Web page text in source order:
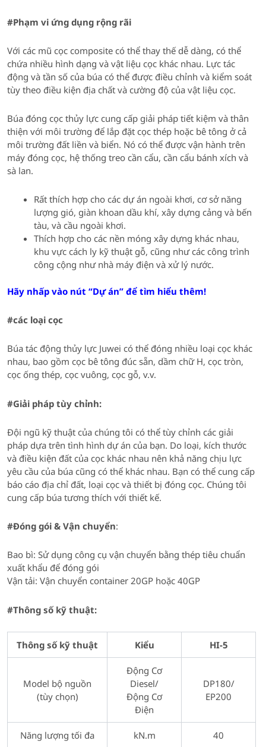
#Phạm vi ứng dụng rộng rãi
Với các mũ cọc composite có thể thay thế dễ dàng, có thể
chứa nhiều hình dạng và vật liệu cọc khác nhau. Lực tác
động và tần số của búa có thể được điều chỉnh và kiểm soát
tùy theo điều kiện địa chất và cường độ của vật liệu cọc.
Búa đóng cọc thủy lực cung cấp giải pháp tiết kiệm và thân
thiện với môi trường để lắp đặt cọc thép hoặc bê tông ở cả
môi trường đất liền và biển. Nó có thể được vận hành trên
máy đóng cọc, hệ thống treo cần cẩu, cần cẩu bánh xích và
sà lan.
Rất thích hợp cho các dự án ngoài khơi, cơ sở năng
lượng gió, giàn khoan dầu khí, xây dựng cảng và bến
tàu, và cầu ngoài khơi.
Thích hợp cho các nền móng xây dựng khác nhau,
khu vực cách ly kỹ thuật gỗ, cũng như các công trình
công cộng như nhà máy điện và xử lý nước.
Hãy nhấp vào nút “Dự án” để tìm hiểu thêm!
#các loại cọc
Búa tác động thủy lực Juwei có thể đóng nhiều loại cọc khác
nhau, bao gồm cọc bê tông đúc sẵn, dầm chữ H, cọc tròn,
cọc ống thép, cọc vuông, cọc gỗ, v.v.
#Giải pháp tùy chỉnh:
Đội ngũ kỹ thuật của chúng tôi có thể tùy chỉnh các giải
pháp dựa trên tình hình dự án của bạn. Do loại, kích thước
và điều kiện đất của cọc khác nhau nên khả năng chịu lực
yêu cầu của búa cũng có thể khác nhau. Bạn có thể cung cấp
báo cáo địa chỉ đất, loại cọc và thiết bị đóng cọc. Chúng tôi
cung cấp búa tương thích với thiết kế.
#Đóng gói & Vận chuyển:
Bao bì: Sử dụng công cụ vận chuyển bằng thép tiêu chuẩn
xuất khẩu để đóng gói
Vận tải: Vận chuyển container 20GP hoặc 40GP
#Thông số kỹ thuật:
Thông số kỹ thuật Kiểu HI-5
Model bộ nguồn
(tùy chọn)
Động Cơ
Diesel/
Động Cơ
Điện
DP180/
EP200
Năng lượng tối đa kN.m 40